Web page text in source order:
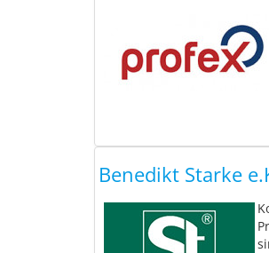
Benedikt Starke